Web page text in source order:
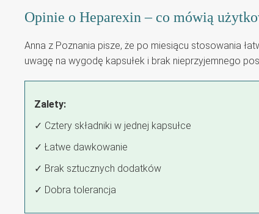
Opinie o Heparexin – co mówią
Anna z Poznania pisze, że po miesiącu stosowania
uwagę na wygodę kapsułek i brak nieprzyjemnego
Zalety:
✓ Cztery składniki w jednej kapsułce
✓ Łatwe dawkowanie
✓ Brak sztucznych dodatków
✓ Dobra tolerancja